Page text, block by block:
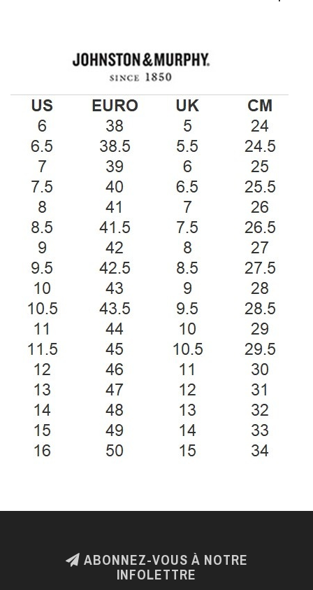
ABONNEZ-VOUS À NOTRE
INFOLETTRE